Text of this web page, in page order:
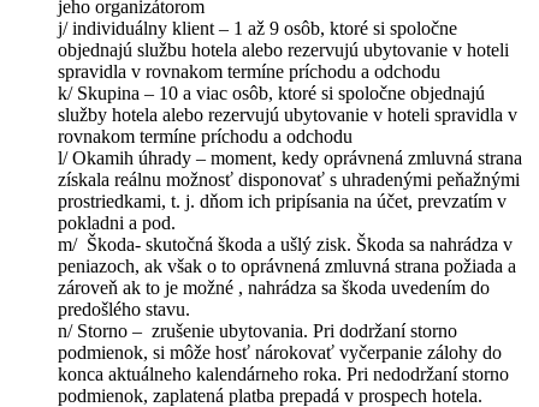
jeho organizátorom
j/ individuálny klient – 1 až 9 osôb, ktoré si spoločne
objednajú službu hotela alebo rezervujú ubytovanie v hoteli
spravidla v rovnakom termíne príchodu a odchodu
k/ Skupina – 10 a viac osôb, ktoré si spoločne objednajú
služby hotela alebo rezervujú ubytovanie v hoteli spravidla v
rovnakom termíne príchodu a odchodu
l/ Okamih úhrady – moment, kedy oprávnená zmluvná strana
získala reálnu možnosť disponovať s uhradenými peňažnými
prostriedkami, t. j. dňom ich pripísania na účet, prevzatím v
pokladni a pod.
m/ Škoda- skutočná škoda a ušlý zisk. Škoda sa nahrádza v
peniazoch, ak však o to oprávnená zmluvná strana požiada a
zároveň ak to je možné , nahrádza sa škoda uvedením do
predošlého stavu.
n/ Storno – zrušenie ubytovania. Pri dodržaní storno
podmienok, si môže hosť nárokovať vyčerpanie zálohy do
konca aktuálneho kalendárneho roka. Pri nedodržaní storno
podmienok, zaplatená platba prepadá v prospech hotela.